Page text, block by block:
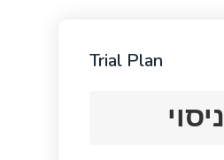
LinkedIn Ad Headlines
Trial Plan
ניסוי